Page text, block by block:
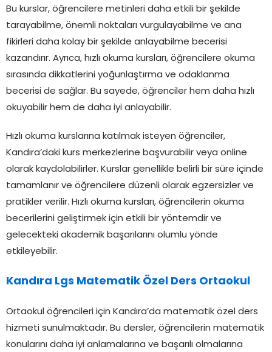
Bu kurslar, öğrencilere metinleri daha etkili bir şekilde
tarayabilme, önemli noktaları vurgulayabilme ve ana
fikirleri daha kolay bir şekilde anlayabilme becerisi
kazandırır. Ayrıca, hızlı okuma kursları, öğrencilere okuma
sırasında dikkatlerini yoğunlaştırma ve odaklanma
becerisi de sağlar. Bu sayede, öğrenciler hem daha hızlı
okuyabilir hem de daha iyi anlayabilir.
Hızlı okuma kurslarına katılmak isteyen öğrenciler,
Kandıra’daki kurs merkezlerine başvurabilir veya online
olarak kaydolabilirler. Kurslar genellikle belirli bir süre içinde
tamamlanır ve öğrencilere düzenli olarak egzersizler ve
pratikler verilir. Hızlı okuma kursları, öğrencilerin okuma
becerilerini geliştirmek için etkili bir yöntemdir ve
gelecekteki akademik başarılarını olumlu yönde
etkileyebilir.
Kandıra Lgs Matematik Özel Ders Ortaokul
Ortaokul öğrencileri için Kandıra’da matematik özel ders
hizmeti sunulmaktadır. Bu dersler, öğrencilerin matematik
konularını daha iyi anlamalarına ve başarılı olmalarına